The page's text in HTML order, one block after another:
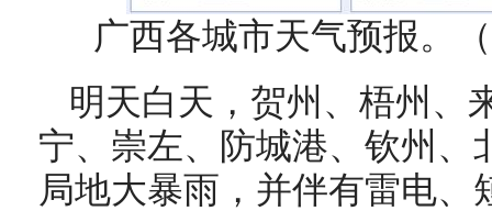
广西各城市天气预报。
明天白天，贺州、梧州、
宁、崇左、防城港、钦州、
局地大暴雨，并伴有雷电